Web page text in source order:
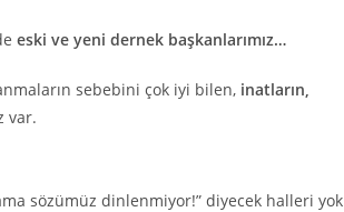
eski ve yeni dernek başkanlarımız…
sebebini çok iyi bilen, inatların,
var.
sözümüz dinlenmiyor!” diyecek halleri yok